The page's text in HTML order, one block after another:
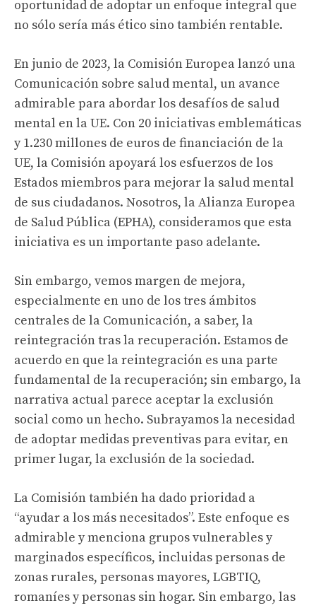
oportunidad de adoptar un enfoque integral que
no sólo sería más ético sino también rentable.
En junio de 2023, la Comisión Europea lanzó una
Comunicación sobre salud mental, un avance
admirable para abordar los desafíos de salud
mental en la UE. Con 20 iniciativas emblemáticas
y 1.230 millones de euros de financiación de la
UE, la Comisión apoyará los esfuerzos de los
Estados miembros para mejorar la salud mental
de sus ciudadanos. Nosotros, la Alianza Europea
de Salud Pública (EPHA), consideramos que esta
iniciativa es un importante paso adelante.
Sin embargo, vemos margen de mejora,
especialmente en uno de los tres ámbitos
centrales de la Comunicación, a saber, la
reintegración tras la recuperación. Estamos de
acuerdo en que la reintegración es una parte
fundamental de la recuperación; sin embargo, la
narrativa actual parece aceptar la exclusión
social como un hecho. Subrayamos la necesidad
de adoptar medidas preventivas para evitar, en
primer lugar, la exclusión de la sociedad.
La Comisión también ha dado prioridad a
“ayudar a los más necesitados”. Este enfoque es
admirable y menciona grupos vulnerables y
marginados específicos, incluidas personas de
zonas rurales, personas mayores, LGBTIQ,
romaníes y personas sin hogar. Sin embargo, las